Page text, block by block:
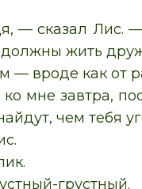
— сказал Лис.
жить
— вроде как от
мне завтра,
чем тебя
грустный.